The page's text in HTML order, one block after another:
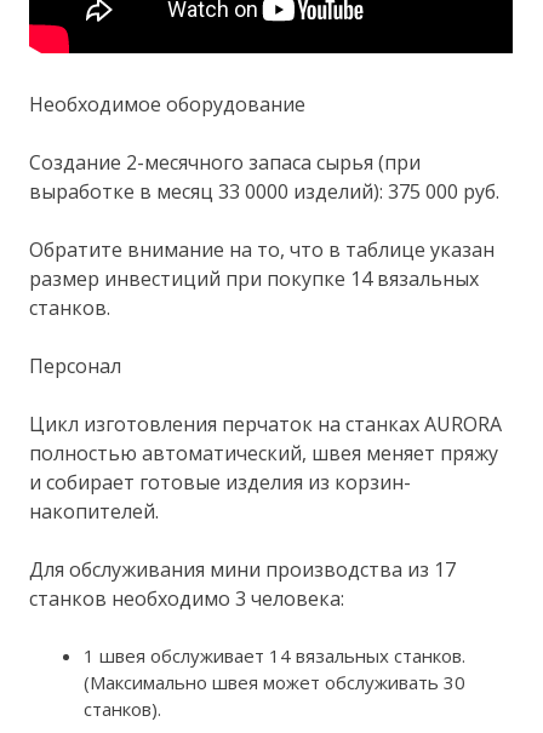
Необходимое оборудование
Создание 2-месячного запаса сырья (при
выработке в месяц 33 0000 изделий): 375 000 руб.
Обратите внимание на то, что в таблице указан
размер инвестиций при покупке 14 вязальных
станков.
Персонал
Цикл изготовления перчаток на станках AURORA
полностью автоматический, швея меняет пряжу
и собирает готовые изделия из корзин-
накопителей.
Для обслуживания мини производства из 17
станков необходимо 3 человека:
1 швея обслуживает 14 вязальных станков.
(Максимально швея может обслуживать 30
станков).